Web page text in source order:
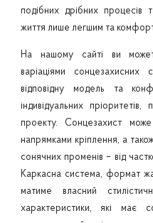
подібних дрібних процесів
життя лише легшим та
На нашому сайті ви
варіаціями
відповідну модель та
індивідуальних
проекту. Сонцезахист
напрямками кріплення, а
сонячних променів – від
Каркасна система, формат
матиме власний
характеристики, які має